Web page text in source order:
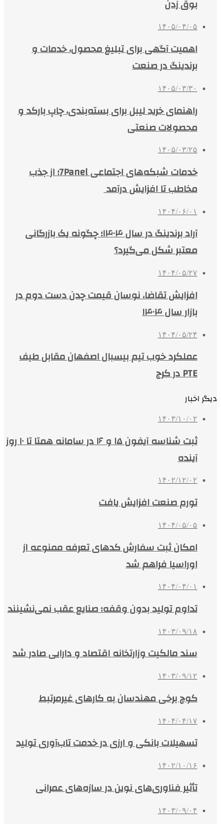
بوق زدن
۱۴۰۵/۰۴/۰۵
اهمیت آگهی برای تبلیغ محصول، خدمات و
برندینگ در صنعت
۱۴۰۵/۰۳/۳۰
راهنمای خرید لیبل برای بسته‌بندی، چاپ بارکد و
محصولات صنعتی
۱۴۰۵/۰۳/۲۵
خدمات شبکه‌های اجتماعی 7Panel؛ از جذب
مخاطب تا افزایش درآمد
۱۴۰۴/۰۶/۰۱
آراد برندینگ در سال ۱۴۰۴؛ چگونه یک بازرگانی
معتبر شکل می‌گیرد؟
۱۴۰۴/۰۵/۲۷
افزایش تقاضا، نوسان قیمت چدن دست دوم در
بازار سال ۱۴۰۴
۱۴۰۴/۰۵/۲۴
عملکرد خوب تیم بیسبال اصفهان مقابل طیف
PTE در کرج
دیگر اخبار
۱۴۰۳/۱۰/۰۲
ثبت شناسه آیفون ۱۵ و ۱۶ در سامانه همتا تا ۱۰ روز
آینده
۱۴۰۲/۱۲/۰۲
تورم صنعت افزایش یافت
۱۴۰۴/۰۵/۰۵
امکان ثبت سفارش کدهای تعرفه ممنوعه از
اوراسیا فراهم شد
۱۴۰۴/۰۴/۰۱
تداوم تولید بدون وقفه؛ صنایع عقب نمی‌نشینند
۱۴۰۳/۰۹/۱۸
سند مالکیت وزارتخانه اقتصاد و دارایی صادر شد
۱۴۰۳/۰۹/۱۲
کوچ برخی مهندسان به کارهای غیرمرتبط
۱۴۰۴/۰۴/۱۷
تسهیلات بانکی و ارزی در خدمت تاب‌آوری تولید
۱۴۰۲/۱۰/۱۶
تأثیر فناوری‌های نوین در سازه‌های عمرانی
۱۴۰۳/۰۹/۰۴